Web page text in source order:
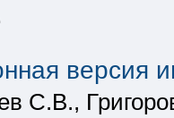
версия
С.В.,